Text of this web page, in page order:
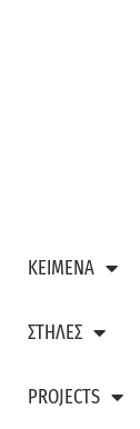
ΚΕΙΜΕΝΑ
ΣΤΗΛΕΣ
PROJECTS